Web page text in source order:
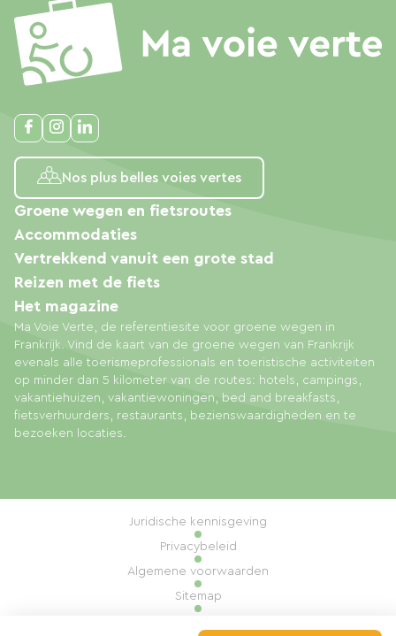
Nos plus belles voies vertes
Ma Voie Verte, de referentiesite voor groene wegen in
Frankrijk. Vind de kaart van de groene wegen van Frankrijk
evenals alle toerismeprofessionals en toeristische activiteiten
op minder dan 5 kilometer van de routes: hotels, campings,
vakantiehuizen, vakantiewoningen, bed and breakfasts,
fietsverhuurders, restaurants, bezienswaardigheden en te
bezoeken locaties.
Groene wegen en fietsroutes
Accommodaties
Vertrekkend vanuit een grote stad
Reizen met de fiets
Het magazine
Juridische kennisgeving
Privacybeleid
Algemene voorwaarden
Sitemap